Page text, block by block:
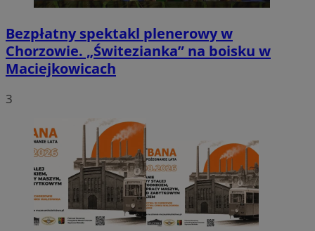
Bezpłatny spektakl plenerowy w
Chorzowie. „Świtezianka” na boisku w
Maciejkowicach
3